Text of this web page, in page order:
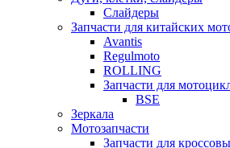
Слайдеры
Запчасти для китайских
Avantis
Regulmoto
ROLLING
Запчасти для
BSE
Зеркала
Мотозапчасти
Запчасти для